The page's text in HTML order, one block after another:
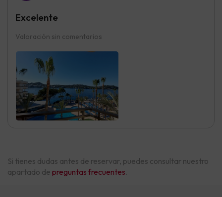
Valoración sin comentarios
Excelente
Si tienes dudas antes de reservar, puedes consultar nuestro
apartado de preguntas frecuentes.